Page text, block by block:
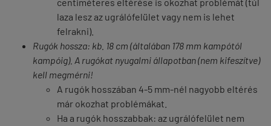
laza lesz az ugrálófelület vagy nem is lehet
felrakni).
Rugók hossza: kb. 18 cm (általában 178 mm kampótól
kampóig). A rugókat nyugalmi állapotban(nem kifeszítve)
kell megmérni!
A rugók hosszában 4-5 mm-nél nagyobb eltérés
már okozhat problémákat.
Ha a rugók hosszabbak: az ugrálófelület nem